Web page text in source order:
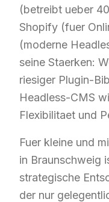
(betreibt ueber
Shopify (fuer
(moderne
seine Staerken:
riesiger Plugin-
Headless-CMS
Flexibilitaet und
Fuer kleine und
in Braunschweig
strategische
der nur